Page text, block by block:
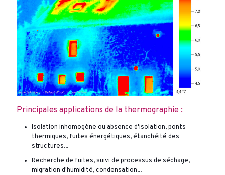
Principales applications de la thermographie :
Isolation inhomogène ou absence d'isolation, ponts
thermiques, fuites énergétiques, étanchéité des
structures...
Recherche de fuites, suivi de processus de séchage,
migration d'humidité, condensation...